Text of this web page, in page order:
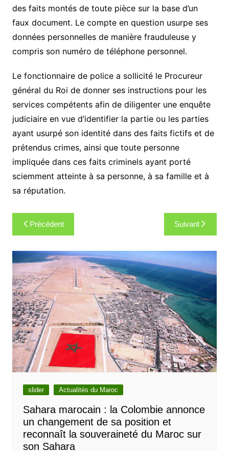
des faits montés de toute pièce sur la base d’un
faux document. Le compte en question usurpe ses
données personnelles de manière frauduleuse y
compris son numéro de téléphone personnel.
Le fonctionnaire de police a sollicité le Procureur
général du Roi de donner ses instructions pour les
services compétents afin de diligenter une enquête
judiciaire en vue d’identifier la partie ou les parties
ayant usurpé son identité dans des faits fictifs et de
prétendus crimes, ainsi que toute personne
impliquée dans ces faits criminels ayant porté
sciemment atteinte à sa personne, à sa famille et à
sa réputation.
Navigation
de
l’article
Précédent Suivant
slider Actualités du Maroc
Sahara marocain : la Colombie annonce
un changement de sa position et
reconnaît la souveraineté du Maroc sur
son Sahara